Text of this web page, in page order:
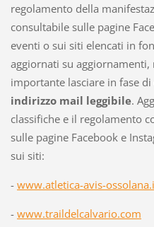
regolamento della
consultabile sulle pagine
eventi o sui siti elencati in
aggiornati su aggiornamenti,
importante lasciare in fase
indirizzo mail leggibile.
classifiche e il regolamento
sulle pagine Facebook e
sui siti:
- www.atletica-avis-
- www.traildelcalvario.com